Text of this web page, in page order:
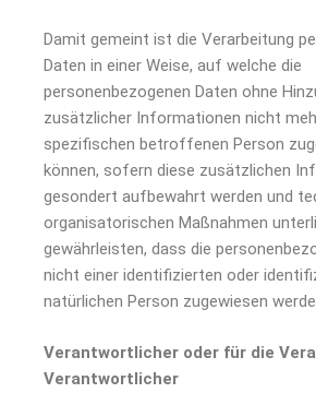
Damit gemeint ist die Verarbeitung
Daten in einer Weise, auf welche die
personenbezogenen Daten ohne
zusätzlicher Informationen nicht
spezifischen betroffenen Person
können, sofern diese zusätzlichen
gesondert aufbewahrt werden und
organisatorischen Maßnahmen
gewährleisten, dass die
nicht einer identifizierten oder
natürlichen Person zugewiesen
Verantwortlicher oder für die
Verantwortlicher